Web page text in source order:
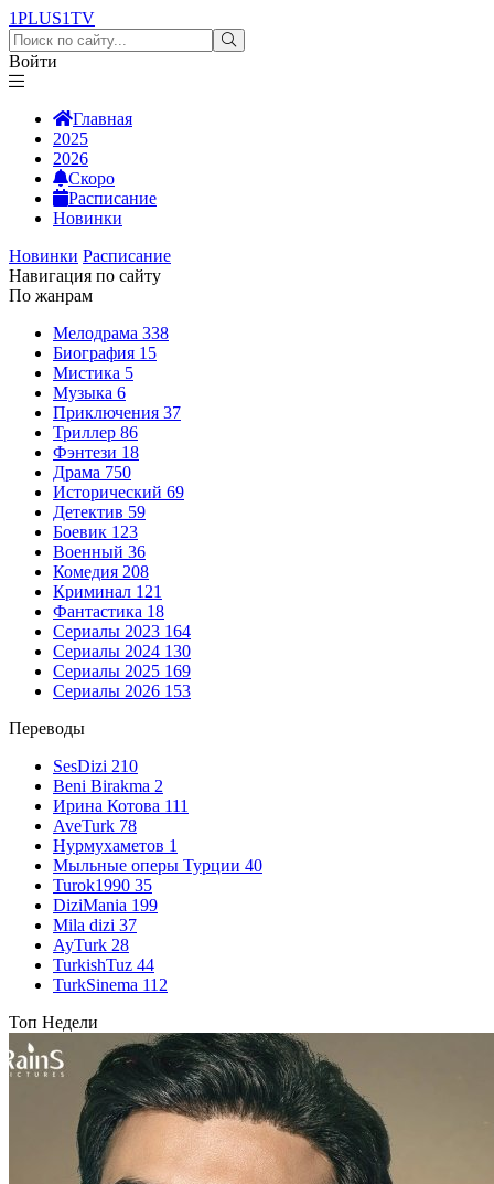
1PLUS1TV
Войти
Главная
2025
2026
Скоро
Расписание
Новинки
Новинки Расписание
Навигация по сайту
По жанрам
Мелодрама 338
Биография 15
Мистика 5
Музыка 6
Приключения 37
Триллер 86
Фэнтези 18
Драма 750
Исторический 69
Детектив 59
Боевик 123
Военный 36
Комедия 208
Криминал 121
Фантастика 18
Сериалы 2023 164
Сериалы 2024 130
Сериалы 2025 169
Сериалы 2026 153
Переводы
SesDizi 210
Beni Birakma 2
Ирина Котова 111
AveTurk 78
Нурмухаметов 1
Мыльные оперы Турции 40
Turok1990 35
DiziMania 199
Mila dizi 37
AyTurk 28
TurkishTuz 44
TurkSinema 112
Топ Недели